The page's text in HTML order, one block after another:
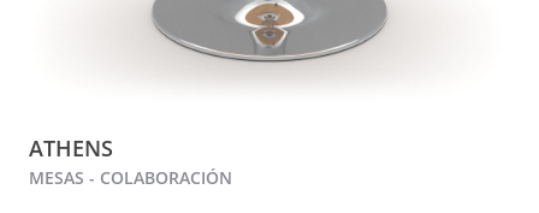
ATHENS
MESAS - COLABORACIÓN